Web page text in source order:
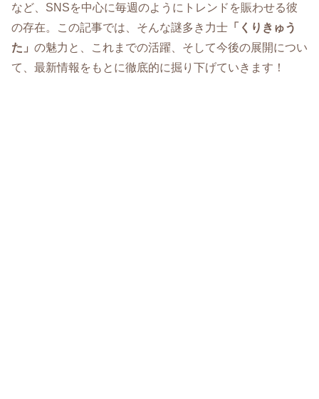
など、SNSを中心に毎週のようにトレンドを賑わせる彼
の存在。この記事では、そんな謎多き力士 「くりきゅう
た」 の魅力と、これまでの活躍、そして今後の展開につい
て、最新情報をもとに徹底的に掘り下げていきます！